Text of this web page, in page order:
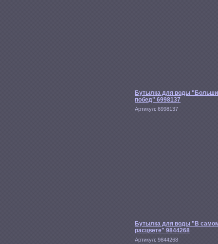
Бутылка для воды
побед" 6998137
Артикул: 6998137
Бутылка для воды "В
расцвете" 9844268
Артикул: 9844268